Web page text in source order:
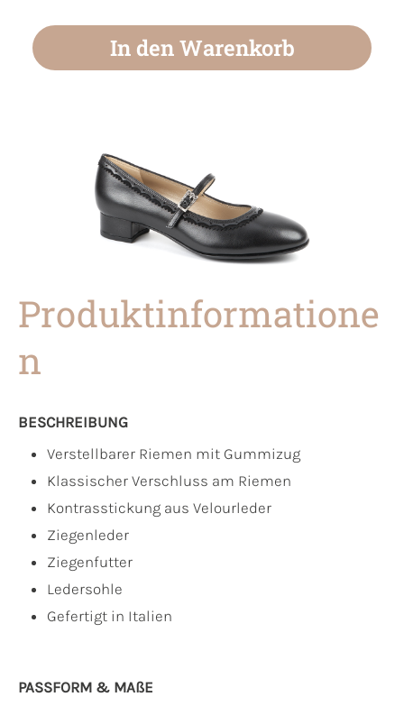
In den Warenkorb
Produktinformatione
n
BESCHREIBUNG
Verstellbarer Riemen mit Gummizug
Klassischer Verschluss am Riemen
Kontrasstickung aus Velourleder
Ziegenleder
Ziegenfutter
Ledersohle
Gefertigt in Italien
PASSFORM & MAẞE